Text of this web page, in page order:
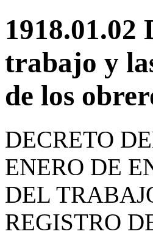
1918.01.02
trabajo y
de los
DECRETO
ENERO DE
DEL
REGISTRO